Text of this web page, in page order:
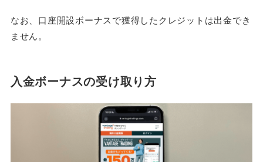
なお、口座開設ボーナスで獲得したクレジットは出金でき
ません。
入金ボーナスの受け取り方